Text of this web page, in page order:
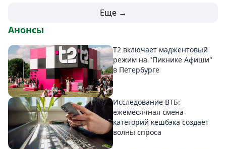
Еще →
Анонсы
Т2 включает маджентовый
режим на "Пикнике Афиши"
в Петербурге
Исследование ВТБ:
ежемесячная смена
категорий кешбэка создает
волны спроса